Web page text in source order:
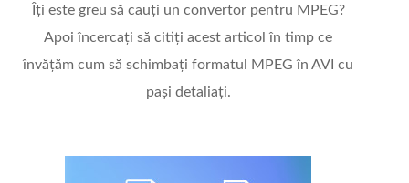
Îți este greu să cauți un convertor pentru MPEG?
Apoi încercați să citiți acest articol în timp ce
învățăm cum să schimbați formatul MPEG în AVI cu
pași detaliați.